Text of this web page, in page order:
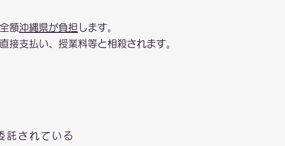
額沖縄県が負担 します。
支払い、授業料等と相殺されます。
託されている